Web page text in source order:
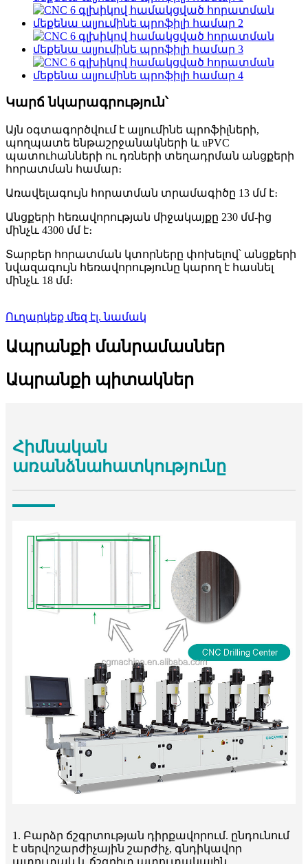
Կարճ նկարագրություն՝
Այն օգտագործվում է ալյումինե պրոֆիլների,
պողպատե ենթաշրջանակների և uPVC
պատուհանների ու դռների տեղադրման անցքերի
հորատման համար։
Առավելագույն հորատման տրամագիծը 13 մմ է։
Անցքերի հեռավորության միջակայքը 230 մմ-ից
մինչև 4300 մմ է։
Տարբեր հորատման կտորները փոխելով՝ անցքերի
նվազագույն հեռավորությունը կարող է հասնել
մինչև 18 մմ։
Ուղարկեք մեզ էլ. նամակ
Ապրանքի մանրամասներ
Ապրանքի պիտակներ
Հիմնական
առանձնահատկությունը
1. Բարձր ճշգրտության դիրքավորում. ընդունում
է սերվոշարժիչային շարժիչ, գնդիկավոր
պտուտակ և ճշգրիտ պտուտակային